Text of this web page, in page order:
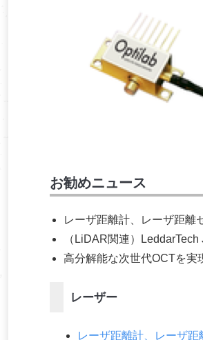
お勧めニュース
レーザ距離計、レーザ距離
（LiDAR関連）
高分解能な次世代OCTを実
レーザー
レーザ距離計、レーザ距